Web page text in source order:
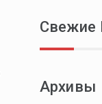
Свежие
Архивы